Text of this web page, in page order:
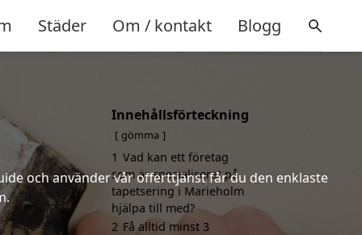
Städer Om / kontakt Blogg
och använder vår offerttjänst får du den enklaste
Innehållsförteckning
gömma
1 Vad kan ett företag
som är specialiserat på
tapetsering i Marieholm
hjälpa till med?
2 Få alltid minst 3